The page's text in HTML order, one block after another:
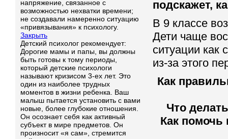
подскажет,
В 9 классе
Дети чаще
ситуации как
из-за этого
Как
Что
Как помочь
напряжение, связанное с
возможностью нехватки времени;
не создавали намеренно ситуацию
«привязывания» к психологу.
Закрыть
Детский психолог рекомендует:
Дорогие мамы и папы, вы должны
быть готовы к тому периоды,
который детские психологи
называют кризисом 3-ех лет. Это
один из наиболее трудных
моментов в жизни ребенка. Ваш
малыш пытается установить с вами
новые, более глубокие отношения.
Он осознает себя как активный
субъект в мире предметов. Он
произносит «я сам», стремится